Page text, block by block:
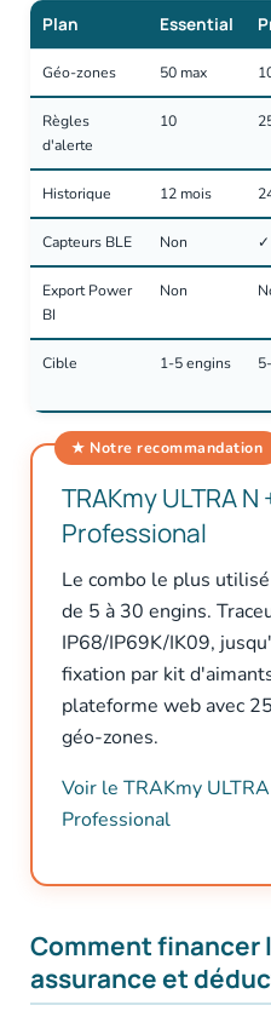
Plan Essential
Géo-zones 50 max
Règles
d'alerte
10
Historique 12 mois
Capteurs BLE Non ✓
Export Power
BI
Non
Cible 1-5 engins
TRAKmy ULTRA N
Professional
Le combo le plus
de 5 à 30 engins.
IP68/IP69K/IK09,
fixation par kit
plateforme web avec
géo-zones.
Voir le TRAKmy
Professional
Comment financer
assurance et